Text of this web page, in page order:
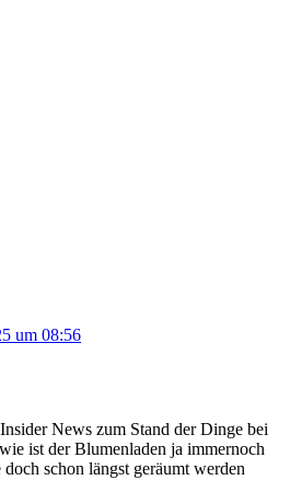
um 08:56
News zum Stand der Dinge bei
ist der Blumenladen ja immernoch
schon längst geräumt werden